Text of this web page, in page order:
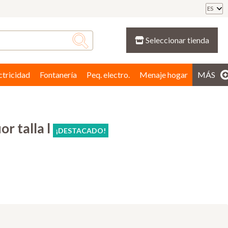
ES
Seleccionar tienda
Fontanería Peq. electro. Menaje hogar MÁS
talla l ¡DESTACADO!